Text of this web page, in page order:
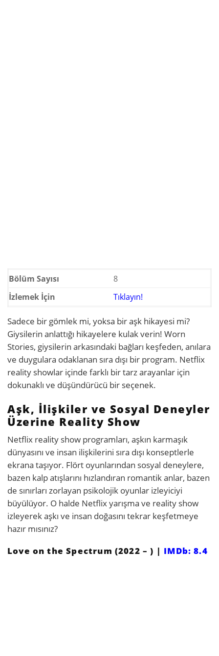
Bölüm Sayısı
8
İzlemek İçin
Tıklayın!
Sadece bir gömlek mi, yoksa bir aşk hikayesi mi?
Giysilerin anlattığı hikayelere kulak verin! Worn
Stories, giysilerin arkasındaki bağları keşfeden, anılara
ve duygulara odaklanan sıra dışı bir program. Netflix
reality showlar içinde farklı bir tarz arayanlar için
dokunaklı ve düşündürücü bir seçenek.
Aşk, İlişkiler ve Sosyal Deneyler
Üzerine Reality Show
Netflix reality show programları, aşkın karmaşık
dünyasını ve insan ilişkilerini sıra dışı konseptlerle
ekrana taşıyor. Flört oyunlarından sosyal deneylere,
bazen kalp atışlarını hızlandıran romantik anlar, bazen
de sınırları zorlayan psikolojik oyunlar izleyiciyi
büyülüyor. O halde Netflix yarışma ve reality show
izleyerek aşkı ve insan doğasını tekrar keşfetmeye
hazır mısınız?
Love on the Spectrum (2022 – ) | IMDb: 8.4